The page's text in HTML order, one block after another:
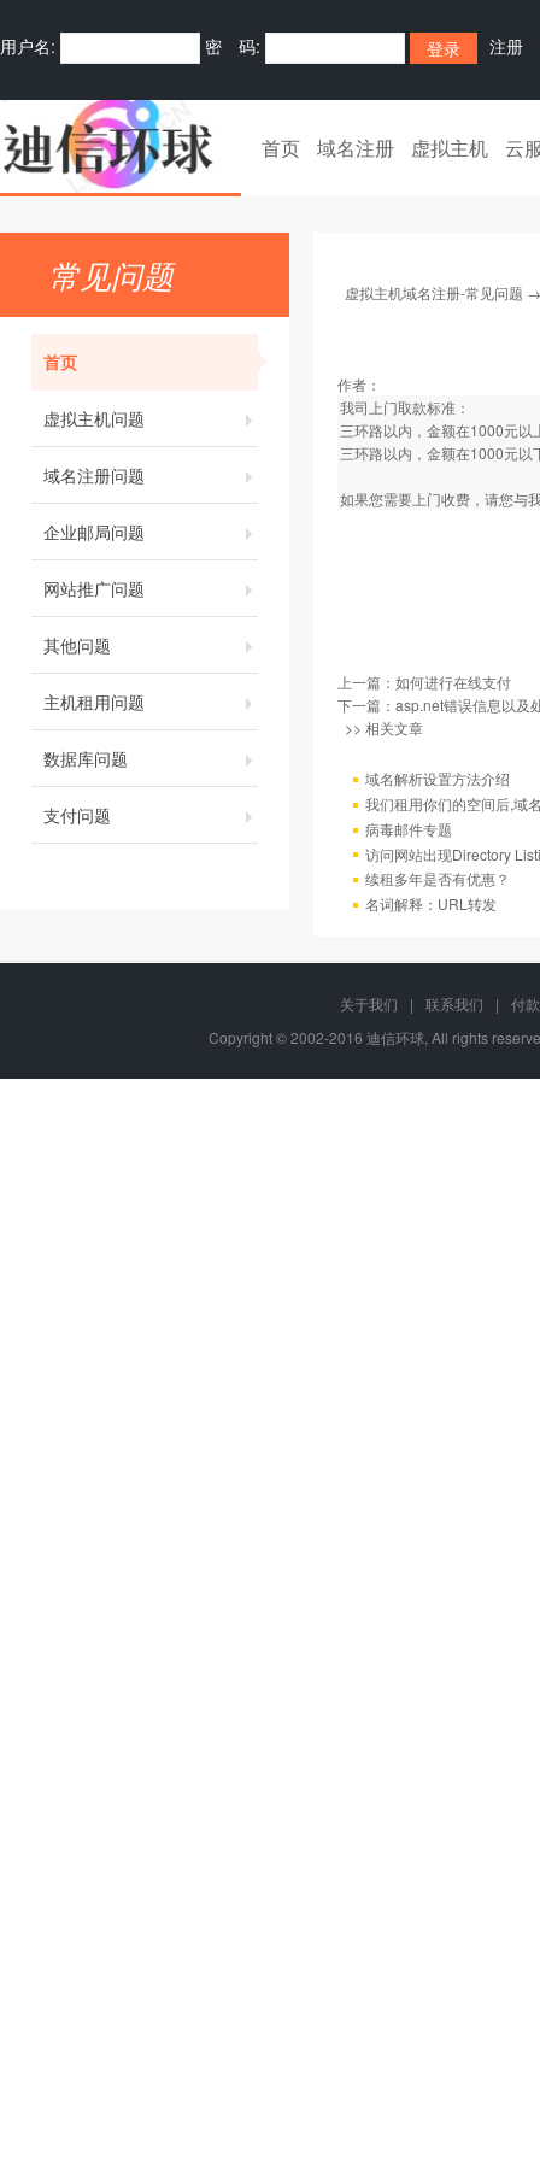
用户名: 密 码: 注册
首页 域名注册 虚拟主机 云
常见问题
首页
虚拟主机问题
域名注册问题
企业邮局问题
网站推广问题
其他问题
主机租用问题
数据库问题
支付问题
虚拟主机域名注册-常见问题
作者：
我司上门取款标准：
三环路以内，金额在1000元以
三环路以内，金额在1000元以
如果您需要上门收费，请您与
上一篇： 如何进行在线支付
下一篇： asp.net错误信息以及
>> 相关文章
域名解析设置方法介绍
我们租用你们的空间后,域
病毒邮件专题
访问网站出现Directory
续租多年是否有优惠？
名词解释：URL转发
关于我们 | 联系我们 |
付
Copyright © 2002-2016 迪信环球, All rights